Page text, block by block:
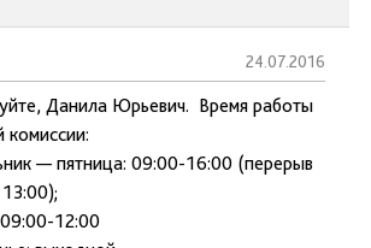
24.07.2016
Данила Юрьевич. Время работы
комиссии:
— пятница: 09:00-16:00 (перерыв
12:00